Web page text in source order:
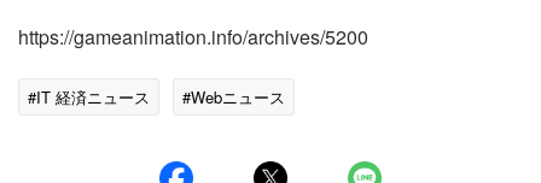
https://gameanimation.info/archives/5200
#IT 経済ニュース #Webニュース